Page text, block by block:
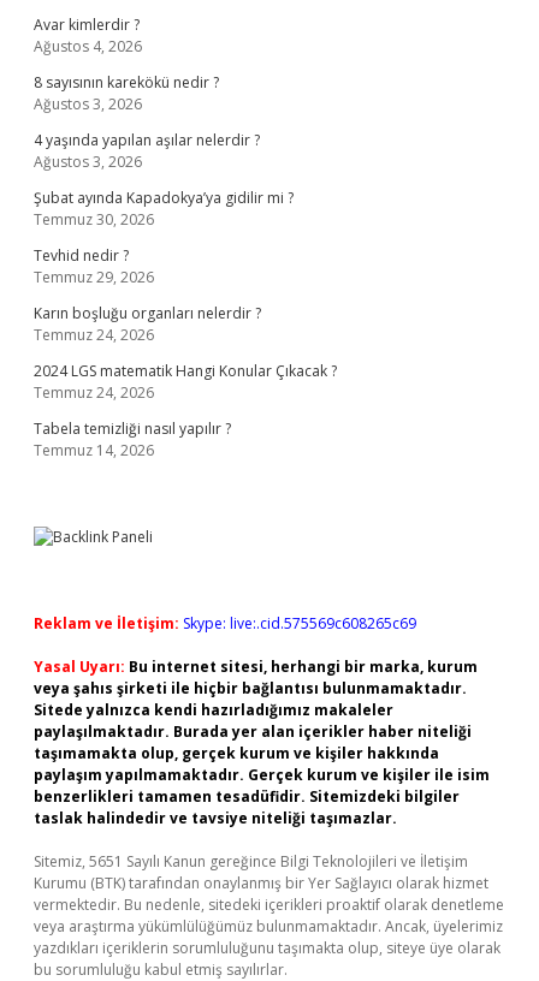
Avar kimlerdir ?
Ağustos 4, 2026
8 sayısının karekökü nedir ?
Ağustos 3, 2026
4 yaşında yapılan aşılar nelerdir ?
Ağustos 3, 2026
Şubat ayında Kapadokya’ya gidilir mi ?
Temmuz 30, 2026
Tevhid nedir ?
Temmuz 29, 2026
Karın boşluğu organları nelerdir ?
Temmuz 24, 2026
2024 LGS matematik Hangi Konular Çıkacak ?
Temmuz 24, 2026
Tabela temizliği nasıl yapılır ?
Temmuz 14, 2026
Reklam ve İletişim: Skype: live:.cid.575569c608265c69
Yasal Uyarı: Bu internet sitesi, herhangi bir marka, kurum
veya şahıs şirketi ile hiçbir bağlantısı bulunmamaktadır.
Sitede yalnızca kendi hazırladığımız makaleler
paylaşılmaktadır. Burada yer alan içerikler haber niteliği
taşımamakta olup, gerçek kurum ve kişiler hakkında
paylaşım yapılmamaktadır. Gerçek kurum ve kişiler ile isim
benzerlikleri tamamen tesadüfidir. Sitemizdeki bilgiler
taslak halindedir ve tavsiye niteliği taşımazlar.
Sitemiz, 5651 Sayılı Kanun gereğince Bilgi Teknolojileri ve İletişim
Kurumu (BTK) tarafından onaylanmış bir Yer Sağlayıcı olarak hizmet
vermektedir. Bu nedenle, sitedeki içerikleri proaktif olarak denetleme
veya araştırma yükümlülüğümüz bulunmamaktadır. Ancak, üyelerimiz
yazdıkları içeriklerin sorumluluğunu taşımakta olup, siteye üye olarak
bu sorumluluğu kabul etmiş sayılırlar.